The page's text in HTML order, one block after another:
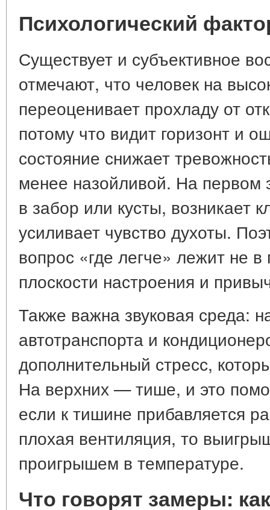
Психологический
Существует и субъективное
отмечают, что человек на
переоценивает прохладу от
потому что видит горизонт и
состояние снижает
менее назойливой. На первом
в забор или кусты, возникает
усиливает чувство духоты.
вопрос «где легче» лежит не
плоскости настроения и
Также важна звуковая среда:
автотранспорта и
дополнительный стресс,
На верхних — тише, и это
если к тишине прибавляется
плохая вентиляция, то
проигрышем в температуре.
Что говорят замеры: